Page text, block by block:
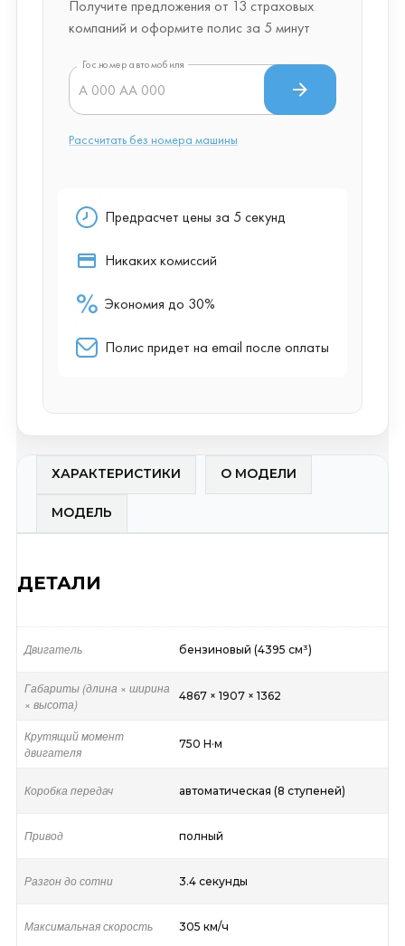
ХАРАКТЕРИСТИКИ О МОДЕЛИ
МОДЕЛЬ
ДЕТАЛИ
Двигатель бензиновый (4395 см³)
Габариты (длина × ширина
× высота)
4867 × 1907 × 1362
Крутящий момент
двигателя
750 Н·м
Коробка передач автоматическая (8 ступеней)
Привод полный
Разгон до сотни 3.4 секунды
Максимальная скорость 305 км/ч